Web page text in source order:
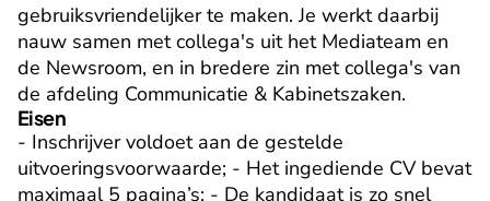
gebruiksvriendelijker te maken. Je werkt daarbij
nauw samen met collega's uit het Mediateam en
de Newsroom, en in bredere zin met collega's van
de afdeling Communicatie & Kabinetszaken.
Eisen
- Inschrijver voldoet aan de gestelde
uitvoeringsvoorwaarde; - Het ingediende CV bevat
maximaal 5 pagina’s; - De kandidaat is zo snel